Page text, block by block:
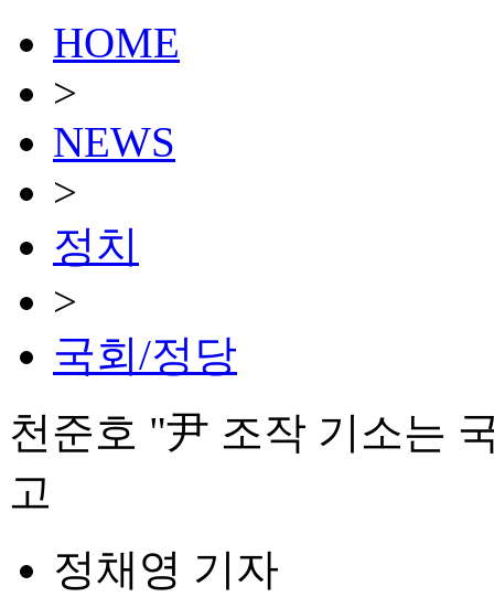
HOME
>
NEWS
>
정치
>
국회/정당
천준호 "尹 조작 기소는
고
정채영 기자